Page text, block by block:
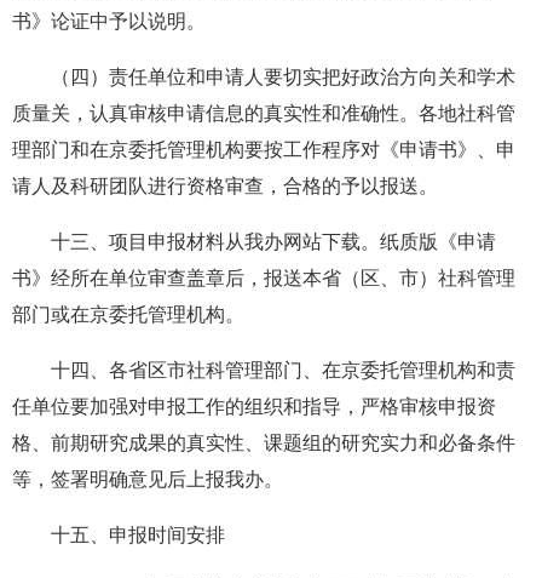
书》论证中予以说明。
（四）责任单位和申请人要切实把好政治方向关和学术
质量关，认真审核申请信息的真实性和准确性。各地社科管
理部门和在京委托管理机构要按工作程序对《申请书》、申
请人及科研团队进行资格审查，合格的予以报送。
十三、项目申报材料从我办网站下载。纸质版《申请
书》经所在单位审查盖章后，报送本省（区、市）社科管理
部门或在京委托管理机构。
十四、各省区市社科管理部门、在京委托管理机构和责
任单位要加强对申报工作的组织和指导，严格审核申报资
格、前期研究成果的真实性、课题组的研究实力和必备条件
等，签署明确意见后上报我办。
十五、申报时间安排